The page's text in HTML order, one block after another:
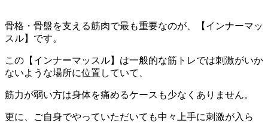
骨格・骨盤を支える筋肉で最も重要なのが、【インナーマッ
スル】です。
この【インナーマッスル】は一般的な筋トレでは刺激がいか
ないような場所に位置していて、
筋力が弱い方は身体を痛めるケースも少なくありません。
更に、ご自身でやっていただいても中々上手に刺激が入ら